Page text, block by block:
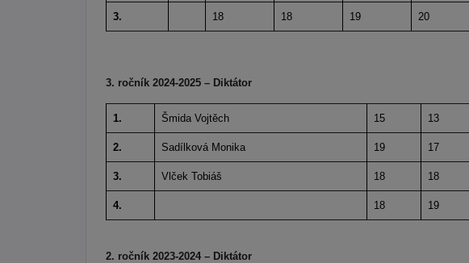
3. 18 18 19 20
3. ročník 2024-2025 – Diktátor
1. Šmida Vojtěch 15 13
2. Sadílková Monika 19 17
3. Vlček Tobiáš 18 18
4. 18 19
2. ročník 2023-2024 – Diktátor